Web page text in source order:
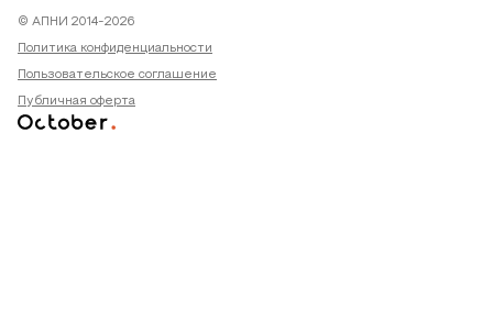
© АПНИ 2014-2026
Политика конфиденциальности
Пользовательское соглашение
Публичная оферта